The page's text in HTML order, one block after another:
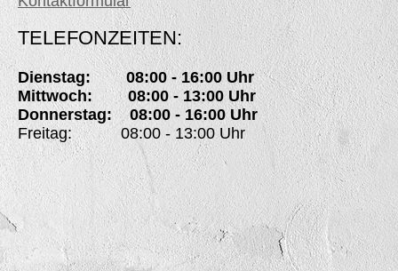
TELEFONZEITEN:
Dienstag: 08:00 - 16:00 Uhr
Mittwoch: 08:00 - 13:00 Uhr
Donnerstag: 08:00 - 16:00 Uhr
Freitag: 08:00 - 13:00 Uhr